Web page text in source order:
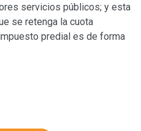
servicios públicos; y esta
se retenga la cuota
predial es de forma